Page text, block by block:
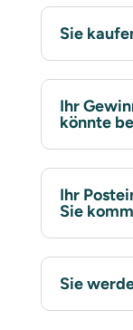
Sie
Ihr
könnte
Ihr
Sie
Sie